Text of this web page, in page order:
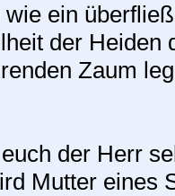
ein
der Heiden
Zaum
der Herr
Mutter eines